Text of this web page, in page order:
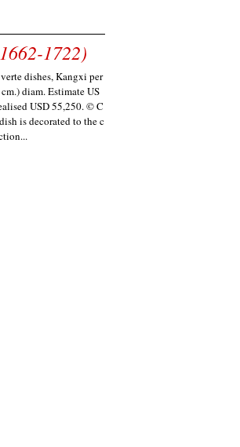
1722)
dishes, Kangxi per
diam. Estimate US
USD 55,250. © C
is decorated to the c